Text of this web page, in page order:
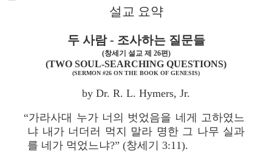
설교 요약
두 사람 - 조사하는 질문들
(창세기 설교 제 26편)
(TWO SOUL-SEARCHING QUESTIONS)
(SERMON #26 ON THE BOOK OF GENESIS)
by Dr. R. L. Hymers, Jr.
“가라사대 누가 너의 벗었음을 네게 고하였느
냐 내가 너더러 먹지 말라 명한 그 나무 실과
를 네가 먹었느냐?” (창세기 3:11).